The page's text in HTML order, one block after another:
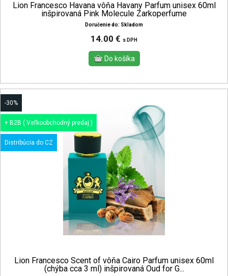
Lion Francesco Havana vôňa Havany Parfum unisex 60ml
inšpirovaná Pink Molecule Zarkoperfume
Doručenie do: Skladom
14.00 € s DPH
-30%
+ B2B ( Veľkoobchodný predaj )
Distribúcia do CZ
Lion Francesco Scent of vôňa Cairo Parfum unisex 60ml
(chýba cca 3 ml) inšpirovaná Oud for G...